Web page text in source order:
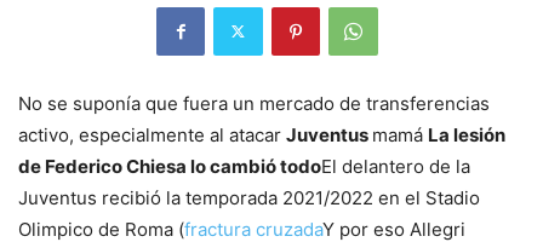
No se suponía que fuera un mercado de transferencias
activo, especialmente al atacar Juventus mamá La lesión
de Federico Chiesa lo cambió todoEl delantero de la
Juventus recibió la temporada 2021/2022 en el Stadio
Olimpico de Roma (fractura cruzadaY por eso Allegri